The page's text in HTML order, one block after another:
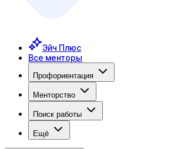
Эйч Плюс
Все менторы
Профориентация
Менторство
Поиск работы
Ещё